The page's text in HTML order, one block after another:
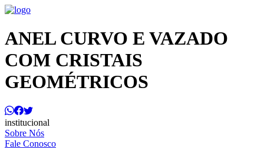
ANEL CURVO E VAZADO
COM CRISTAIS
GEOMÉTRICOS
institucional
Sobre Nós
Fale Conosco